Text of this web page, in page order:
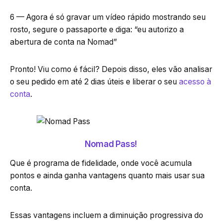
6 — Agora é só gravar um vídeo rápido mostrando seu
rosto, segure o passaporte e diga: “eu autorizo a
abertura de conta na Nomad”
Pronto! Viu como é fácil? Depois disso, eles vão analisar
o seu pedido em até 2 dias úteis e liberar o seu acesso à
conta.
Nomad Pass!
Que é programa de fidelidade, onde você acumula
pontos e ainda ganha vantagens quanto mais usar sua
conta.
Essas vantagens incluem a diminuição progressiva do